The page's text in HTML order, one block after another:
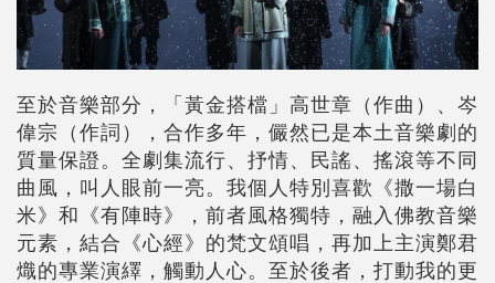
至於音樂部分，「黃金搭檔」高世章（作曲）、岑
偉宗（作詞），合作多年，儼然已是本土音樂劇的
質量保證。全劇集流行、抒情、民謠、搖滾等不同
曲風，叫人眼前一亮。我個人特別喜歡《撒一場白
米》和《有陣時》，前者風格獨特，融入佛教音樂
元素，結合《心經》的梵文頌唱，再加上主演鄭君
熾的專業演繹，觸動人心。至於後者，打動我的更